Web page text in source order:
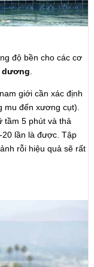
độ bền cho các cơ
dương.
giới cần xác định
mu đến xương cụt).
tầm 5 phút và thả
20 lần là được. Tập
rỗi hiệu quả sẽ rất